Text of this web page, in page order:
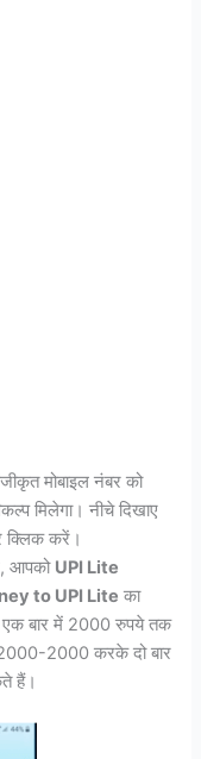
मोबाइल नंबर को
मिलेगा। नीचे दिखाए
करें।
आपको UPI Lite
to UPI Lite का
बार में 2000 रुपये तक
2000 करके दो बार
हैं।